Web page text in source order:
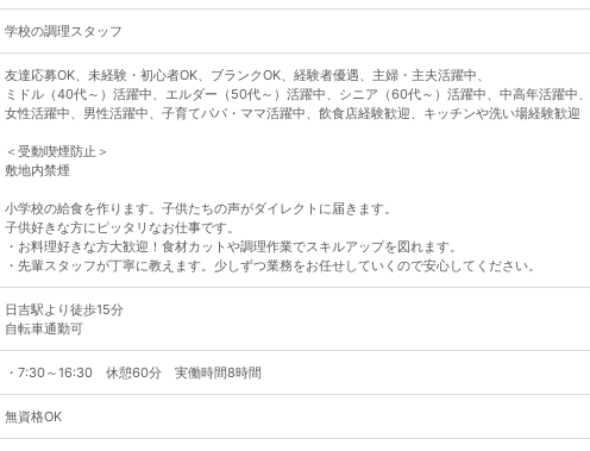
学校の調理スタッフ
友達応募OK、未経験・初心者OK、ブランクOK、経験者優遇、主婦・主夫活躍中、
ミドル（40代～）活躍中、エルダー（50代～）活躍中、シニア（60代～）活躍中、中高年活躍中、
女性活躍中、男性活躍中、子育てパパ・ママ活躍中、飲食店経験歓迎、キッチンや洗い場経験歓迎
＜受動喫煙防止＞
敷地内禁煙
小学校の給食を作ります。子供たちの声がダイレクトに届きます。
子供好きな方にピッタリなお仕事です。
・お料理好きな方大歓迎！食材カットや調理作業でスキルアップを図れます。
・先輩スタッフが丁寧に教えます。少しずつ業務をお任せしていくので安心してください。
日吉駅より徒歩15分
自転車通勤可
・7:30～16:30 休憩60分 実働時間8時間
無資格OK